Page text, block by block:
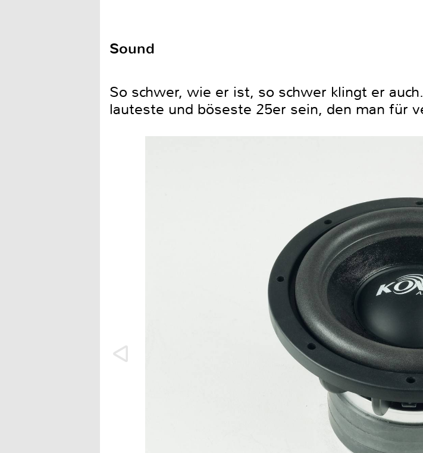
Sound
So schwer, wie er ist, so schwer klingt er
lauteste und böseste 25er sein, den man für